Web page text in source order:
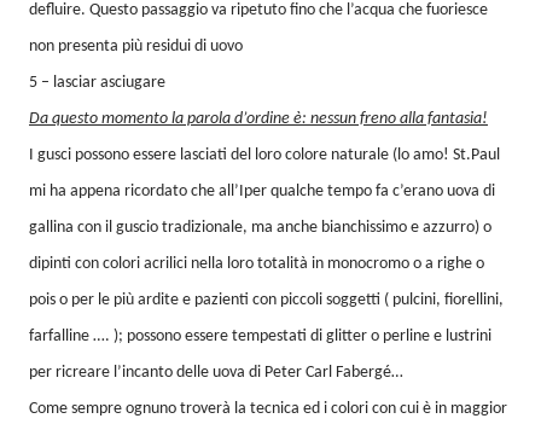
defluire. Questo passaggio va ripetuto fino che l’acqua che fuoriesce
non presenta più residui di uovo
5 – lasciar asciugare
Da questo momento la parola d’ordine è: nessun freno alla fantasia!
I gusci possono essere lasciati del loro colore naturale (lo amo! St.Paul
mi ha appena ricordato che all’Iper qualche tempo fa c’erano uova di
gallina con il guscio tradizionale, ma anche bianchissimo e azzurro) o
dipinti con colori acrilici nella loro totalità in monocromo o a righe o
pois o per le più ardite e pazienti con piccoli soggetti ( pulcini, fiorellini,
farfalline …. ); possono essere tempestati di glitter o perline e lustrini
per ricreare l’incanto delle uova di Peter Carl Fabergé…
Come sempre ognuno troverà la tecnica ed i colori con cui è in maggior